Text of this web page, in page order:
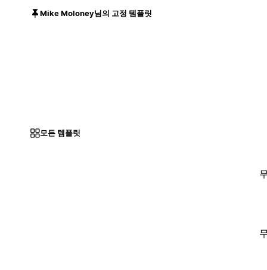
Mike Moloney님의 고정 템플릿
모든 템플릿